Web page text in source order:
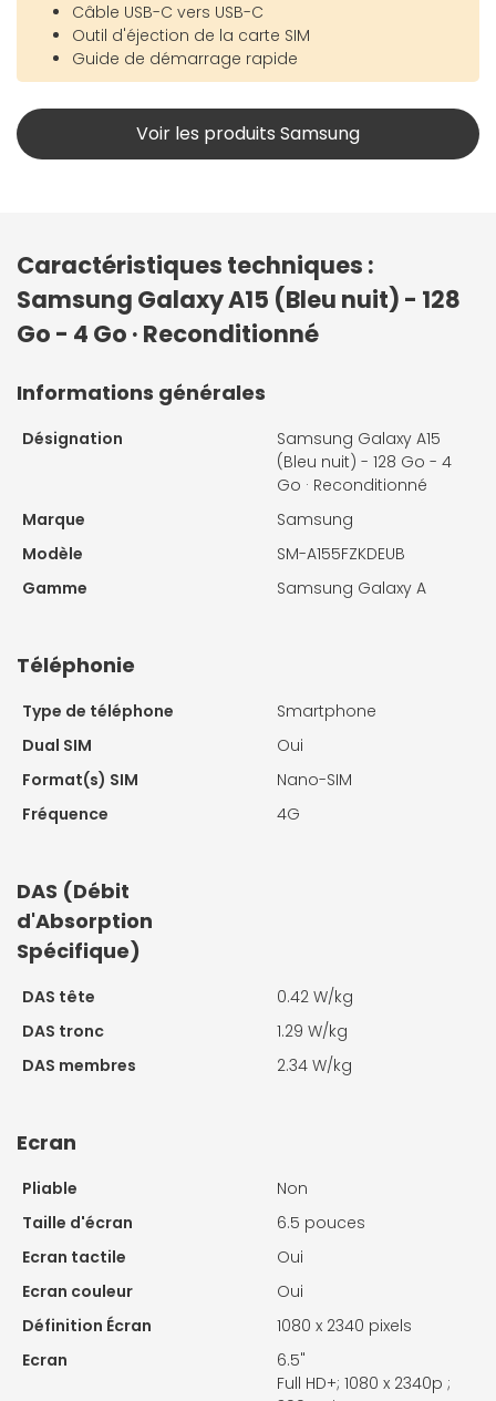
Câble USB-C vers USB-C
Outil d'éjection de la carte SIM
Guide de démarrage rapide
Voir les produits Samsung
Caractéristiques techniques :
Samsung Galaxy A15 (Bleu nuit) - 128
Go - 4 Go · Reconditionné
Informations générales
Désignation
Samsung Galaxy A15
(Bleu nuit) - 128 Go - 4
Go · Reconditionné
Marque
Samsung
Modèle
SM-A155FZKDEUB
Gamme
Samsung Galaxy A
Téléphonie
Type de téléphone
Smartphone
Dual SIM
Oui
Format(s) SIM
Nano-SIM
Fréquence
4G
DAS (Débit
d'Absorption
Spécifique)
DAS tête
0.42 W/kg
DAS tronc
1.29 W/kg
DAS membres
2.34 W/kg
Ecran
Pliable
Non
Taille d'écran
6.5 pouces
Ecran tactile
Oui
Ecran couleur
Oui
Définition Écran
1080 x 2340 pixels
Ecran
6.5"
Full HD+; 1080 x 2340p ;